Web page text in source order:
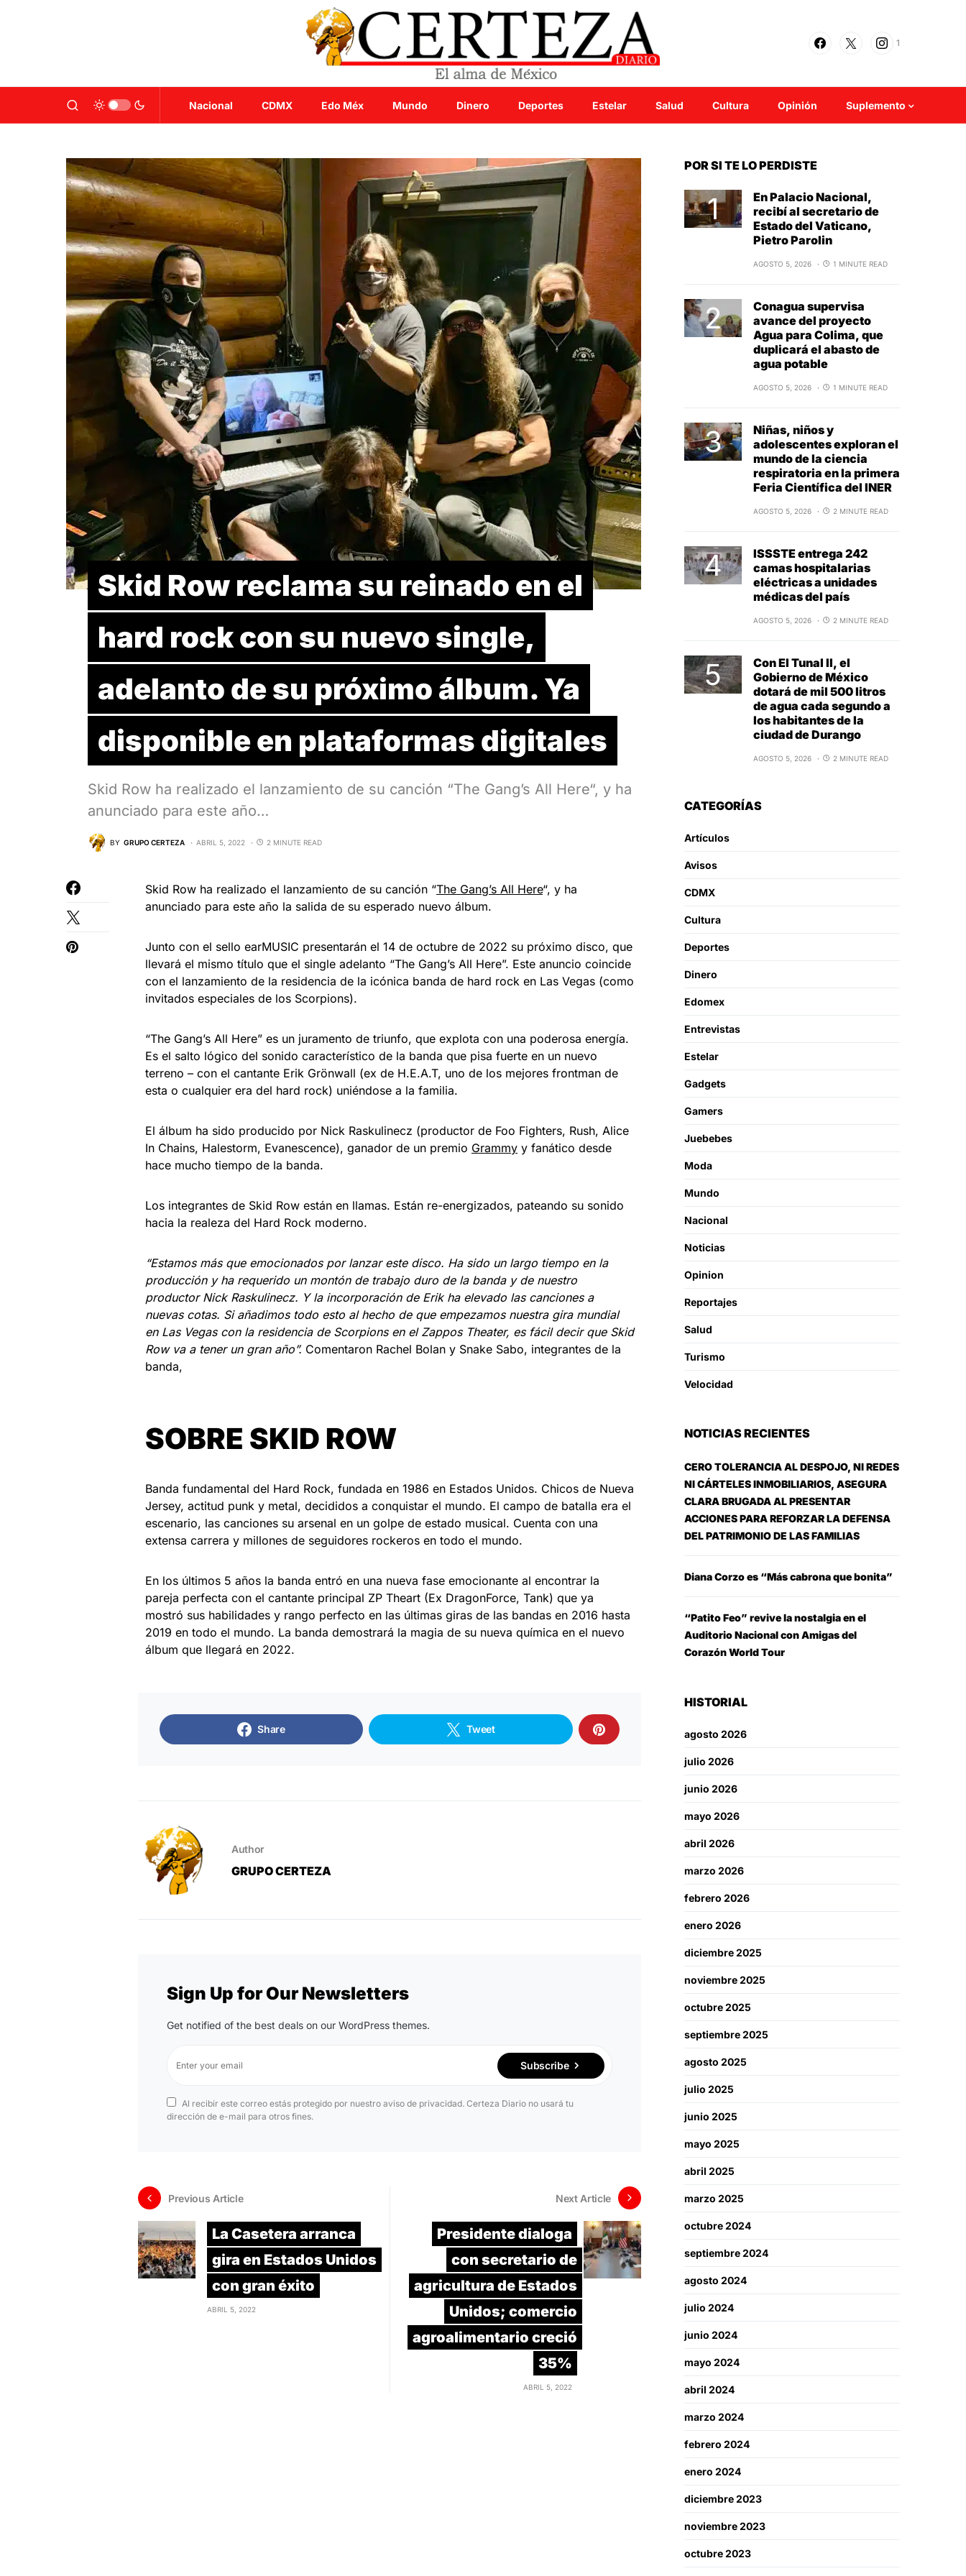
1
Nacional CDMX Edo Méx Mundo Dinero Deportes Estelar Salud Cultura Opinión Suplemento
Skid Row reclama su reinado en el
hard rock con su nuevo single,
adelanto de su próximo álbum. Ya
disponible en plataformas digitales
Skid Row ha realizado el lanzamiento de su canción “The Gang’s All Here“, y ha
anunciado para este año…
BY GRUPO CERTEZA ABRIL 5, 2022 2 MINUTE READ
Skid Row ha realizado el lanzamiento de su canción “The Gang’s All Here“, y ha
anunciado para este año la salida de su esperado nuevo álbum.
Junto con el sello earMUSIC presentarán el 14 de octubre de 2022 su próximo disco, que
llevará el mismo título que el single adelanto “The Gang’s All Here”. Este anuncio coincide
con el lanzamiento de la residencia de la icónica banda de hard rock en Las Vegas (como
invitados especiales de los Scorpions).
“The Gang’s All Here” es un juramento de triunfo, que explota con una poderosa energía.
Es el salto lógico del sonido característico de la banda que pisa fuerte en un nuevo
terreno – con el cantante Erik Grönwall (ex de H.E.A.T, uno de los mejores frontman de
esta o cualquier era del hard rock) uniéndose a la familia.
El álbum ha sido producido por Nick Raskulinecz (productor de Foo Fighters, Rush, Alice
In Chains, Halestorm, Evanescence), ganador de un premio Grammy y fanático desde
hace mucho tiempo de la banda.
Los integrantes de Skid Row están en llamas. Están re-energizados, pateando su sonido
hacia la realeza del Hard Rock moderno.
“Estamos más que emocionados por lanzar este disco. Ha sido un largo tiempo en la
producción y ha requerido un montón de trabajo duro de la banda y de nuestro
productor Nick Raskulinecz. Y la incorporación de Erik ha elevado las canciones a
nuevas cotas. Si añadimos todo esto al hecho de que empezamos nuestra gira mundial
en Las Vegas con la residencia de Scorpions en el Zappos Theater, es fácil decir que Skid
Row va a tener un gran año”. Comentaron Rachel Bolan y Snake Sabo, integrantes de la
banda,
SOBRE SKID ROW
Banda fundamental del Hard Rock, fundada en 1986 en Estados Unidos. Chicos de Nueva
Jersey, actitud punk y metal, decididos a conquistar el mundo. El campo de batalla era el
escenario, las canciones su arsenal en un golpe de estado musical. Cuenta con una
extensa carrera y millones de seguidores rockeros en todo el mundo.
En los últimos 5 años la banda entró en una nueva fase emocionante al encontrar la
pareja perfecta con el cantante principal ZP Theart (Ex DragonForce, Tank) que ya
mostró sus habilidades y rango perfecto en las últimas giras de las bandas en 2016 hasta
2019 en todo el mundo. La banda demostrará la magia de su nueva química en el nuevo
álbum que llegará en 2022.
Share Tweet
Author
GRUPO CERTEZA
Sign Up for Our Newsletters
Get notified of the best deals on our WordPress themes.
Subscribe
Al recibir este correo estás protegido por nuestro aviso de privacidad. Certeza Diario no usará tu
dirección de e-mail para otros fines.
Previous Article
La Casetera arranca
gira en Estados Unidos
con gran éxito
ABRIL 5, 2022
Next Article
Presidente dialoga
con secretario de
agricultura de Estados
Unidos; comercio
agroalimentario creció
35%
ABRIL 5, 2022
POR SI TE LO PERDISTE
En Palacio Nacional,
recibí al secretario de
Estado del Vaticano,
Pietro Parolin
AGOSTO 5, 2026 1 MINUTE READ
Conagua supervisa
avance del proyecto
Agua para Colima, que
duplicará el abasto de
agua potable
AGOSTO 5, 2026 1 MINUTE READ
Niñas, niños y
adolescentes exploran el
mundo de la ciencia
respiratoria en la primera
Feria Científica del INER
AGOSTO 5, 2026 2 MINUTE READ
ISSSTE entrega 242
camas hospitalarias
eléctricas a unidades
médicas del país
AGOSTO 5, 2026 2 MINUTE READ
Con El Tunal II, el
Gobierno de México
dotará de mil 500 litros
de agua cada segundo a
los habitantes de la
ciudad de Durango
AGOSTO 5, 2026 2 MINUTE READ
CATEGORÍAS
Artículos
Avisos
CDMX
Cultura
Deportes
Dinero
Edomex
Entrevistas
Estelar
Gadgets
Gamers
Juebebes
Moda
Mundo
Nacional
Noticias
Opinion
Reportajes
Salud
Turismo
Velocidad
NOTICIAS RECIENTES
CERO TOLERANCIA AL DESPOJO, NI REDES
NI CÁRTELES INMOBILIARIOS, ASEGURA
CLARA BRUGADA AL PRESENTAR
ACCIONES PARA REFORZAR LA DEFENSA
DEL PATRIMONIO DE LAS FAMILIAS
Diana Corzo es “Más cabrona que bonita”
“Patito Feo” revive la nostalgia en el
Auditorio Nacional con Amigas del
Corazón World Tour
HISTORIAL
agosto 2026
julio 2026
junio 2026
mayo 2026
abril 2026
marzo 2026
febrero 2026
enero 2026
diciembre 2025
noviembre 2025
octubre 2025
septiembre 2025
agosto 2025
julio 2025
junio 2025
mayo 2025
abril 2025
marzo 2025
octubre 2024
septiembre 2024
agosto 2024
julio 2024
junio 2024
mayo 2024
abril 2024
marzo 2024
febrero 2024
enero 2024
diciembre 2023
noviembre 2023
octubre 2023